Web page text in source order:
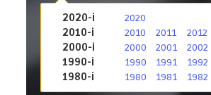
2020-і
2020
2010-і
2010 2011 2012
2000-і
2000 2001 2002
1990-і
1990 1991 1992
1980-і
1980 1981 1982